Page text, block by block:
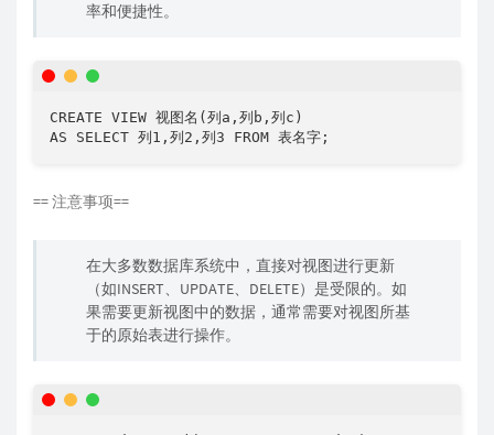
率和便捷性。
CREATE VIEW 视图名 ( 列a , 列b , 列c )
AS
SELECT 列 1 , 列 2 , 列 3 FROM 表名字 ;
== 注意事项==
在大多数数据库系统中，直接对视图进行更新
（如INSERT、UPDATE、DELETE）是受限的。如
果需要更新视图中的数据，通常需要对视图所基
于的原始表进行操作。